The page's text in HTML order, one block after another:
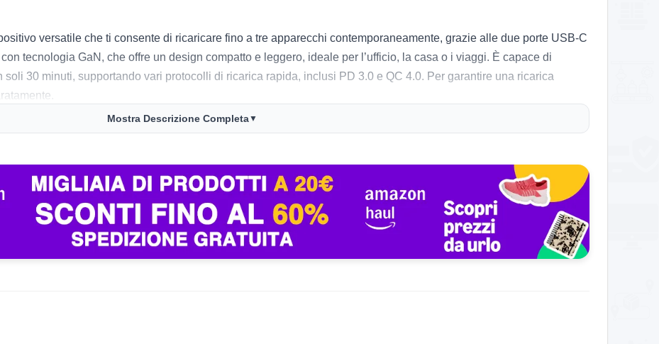
versatile che ti consente di ricaricare fino a tre apparecchi contemporaneamente, grazie alle due porte USB-C
tecnologia GaN, che offre un design compatto e leggero, ideale per l’ufficio, la casa o i viaggi. È capace di
30 minuti, supportando vari protocolli di ricarica rapida, inclusi PD 3.0 e QC 4.0. Per garantire una ricarica
vantaggio, soprattutto per chi viaggia frequentemente. Tuttavia, alcuni segnalano che potrebbe essere
di dispositivi. La sicurezza è garantita da un chip intelligente che protegge da sovratensioni e cortocircuiti,
Complessivamente, il Nexode si distingue per le sue prestazioni elevate e la compatibilità universale con una
Mostra Descrizione Completa▼